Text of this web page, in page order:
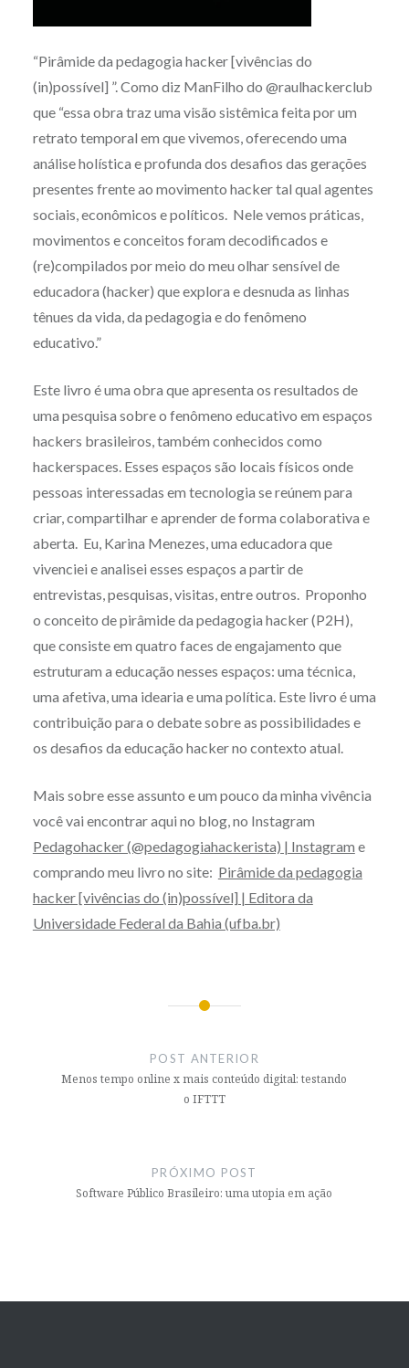
“Pirâmide da pedagogia hacker [vivências do
(in)possível] ”. Como diz ManFilho do @raulhackerclub
que “essa obra traz uma visão sistêmica feita por um
retrato temporal em que vivemos, oferecendo uma
análise holística e profunda dos desafios das gerações
presentes frente ao movimento hacker tal qual agentes
sociais, econômicos e políticos. Nele vemos práticas,
movimentos e conceitos foram decodificados e
(re)compilados por meio do meu olhar sensível de
educadora (hacker) que explora e desnuda as linhas
tênues da vida, da pedagogia e do fenômeno
educativo.”
Este livro é uma obra que apresenta os resultados de
uma pesquisa sobre o fenômeno educativo em espaços
hackers brasileiros, também conhecidos como
hackerspaces. Esses espaços são locais físicos onde
pessoas interessadas em tecnologia se reúnem para
criar, compartilhar e aprender de forma colaborativa e
aberta. Eu, Karina Menezes, uma educadora que
vivenciei e analisei esses espaços a partir de
entrevistas, pesquisas, visitas, entre outros. Proponho
o conceito de pirâmide da pedagogia hacker (P2H),
que consiste em quatro faces de engajamento que
estruturam a educação nesses espaços: uma técnica,
uma afetiva, uma idearia e uma política. Este livro é uma
contribuição para o debate sobre as possibilidades e
os desafios da educação hacker no contexto atual.
Mais sobre esse assunto e um pouco da minha vivência
você vai encontrar aqui no blog, no Instagram
Pedagohacker (@pedagogiahackerista) | Instagram e
comprando meu livro no site: Pirâmide da pedagogia
hacker [vivências do (in)possível] | Editora da
Universidade Federal da Bahia (ufba.br)
POST ANTERIOR
Menos tempo online x mais conteúdo digital: testando
o IFTTT
PRÓXIMO POST
Software Público Brasileiro: uma utopia em ação